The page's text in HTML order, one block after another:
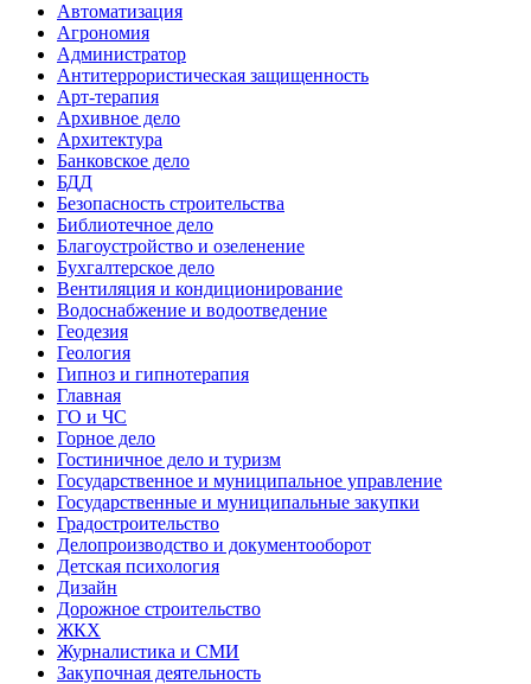
Автоматизация
Агрономия
Администратор
Антитеррористическая защищенность
Арт-терапия
Архивное дело
Архитектура
Банковское дело
БДД
Безопасность строительства
Библиотечное дело
Благоустройство и озеленение
Бухгалтерское дело
Вентиляция и кондиционирование
Водоснабжение и водоотведение
Геодезия
Геология
Гипноз и гипнотерапия
Главная
ГО и ЧС
Горное дело
Гостиничное дело и туризм
Государственное и муниципальное управление
Государственные и муниципальные закупки
Градостроительство
Делопроизводство и документооборот
Детская психология
Дизайн
Дорожное строительство
ЖКХ
Журналистика и СМИ
Закупочная деятельность